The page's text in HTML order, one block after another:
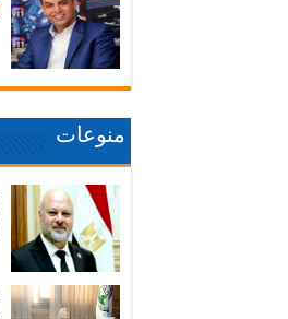
منوعات